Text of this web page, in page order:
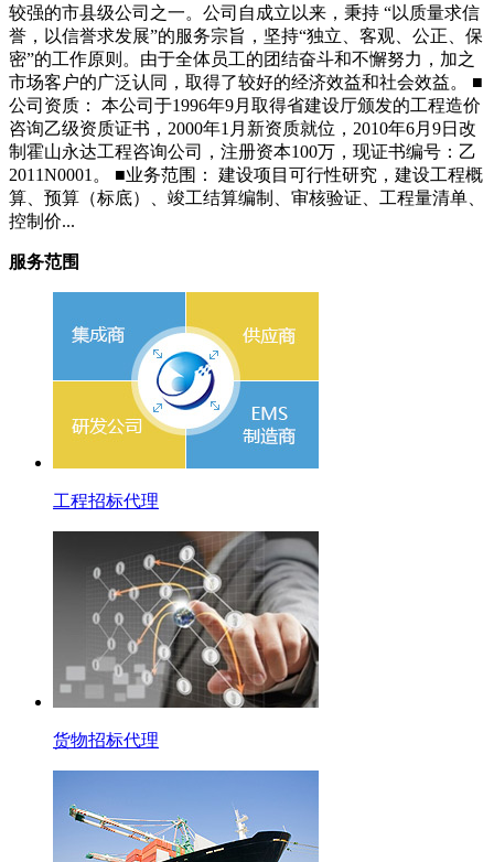
较强的市县级公司之一。公司自成立以来，秉持 “以质量求信
誉，以信誉求发展”的服务宗旨，坚持“独立、客观、公正、保
密”的工作原则。由于全体员工的团结奋斗和不懈努力，加之
市场客户的广泛认同，取得了较好的经济效益和社会效益。 ■
公司资质： 本公司于1996年9月取得省建设厅颁发的工程造价
咨询乙级资质证书，2000年1月新资质就位，2010年6月9日改
制霍山永达工程咨询公司，注册资本100万，现证书编号：乙
2011N0001。 ■业务范围： 建设项目可行性研究，建设工程概
算、预算（标底）、竣工结算编制、审核验证、工程量清单、
控制价...
服务范围
工程招标代理
货物招标代理